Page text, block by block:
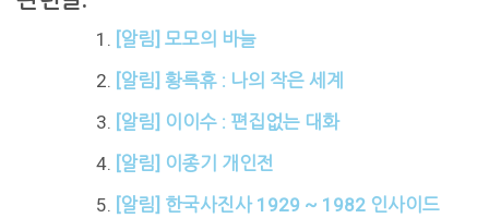
[알림] 모모의 바늘
[알림] 황록휴 : 나의 작은 세계
[알림] 이이수 : 편집없는 대화
[알림] 이종기 개인전
[알림] 한국사진사 1929 ~ 1982 인사이드